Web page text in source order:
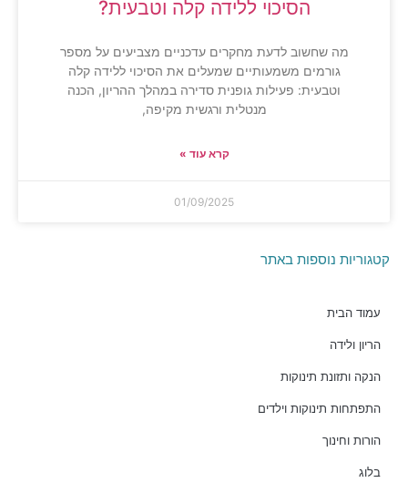
הסיכוי ללידה קלה וטבעית?
מה שחשוב לדעת מחקרים עדכניים מצביעים על מספר
גורמים משמעותיים שמעלים את הסיכוי ללידה קלה
וטבעית: פעילות גופנית סדירה במהלך ההריון, הכנה
מנטלית ורגשית מקיפה,
קרא עוד »
01/09/2025
קטגוריות נוספות באתר
עמוד הבית
הריון ולידה
הנקה ותזונת תינוקות
התפתחות תינוקות וילדים
הורות וחינוך
בלוג